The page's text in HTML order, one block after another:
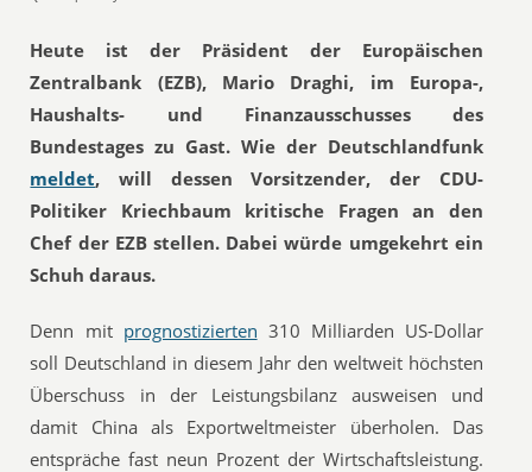
Heute ist der Präsident der Europäischen
Zentralbank (EZB), Mario Draghi, im Europa-,
Haushalts- und Finanzausschusses des
Bundestages zu Gast. Wie der Deutschlandfunk
meldet, will dessen Vorsitzender, der CDU-
Politiker Kriechbaum kritische Fragen an den
Chef der EZB stellen. Dabei würde umgekehrt ein
Schuh daraus.
Denn mit prognostizierten 310 Milliarden US-Dollar
soll Deutschland in diesem Jahr den weltweit höchsten
Überschuss in der Leistungsbilanz ausweisen und
damit China als Exportweltmeister überholen. Das
entspräche fast neun Prozent der Wirtschaftsleistung.